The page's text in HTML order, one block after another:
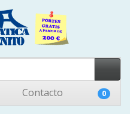
Contacto 0